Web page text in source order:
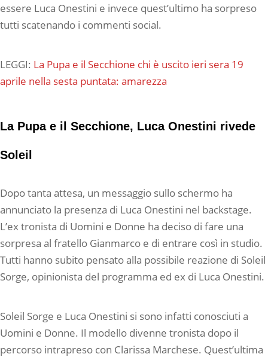
essere Luca Onestini e invece quest’ultimo ha sorpreso
tutti scatenando i commenti social.
LEGGI: La Pupa e il Secchione chi è uscito ieri sera 19
aprile nella sesta puntata: amarezza
La Pupa e il Secchione, Luca Onestini rivede
Soleil
Dopo tanta attesa, un messaggio sullo schermo ha
annunciato la presenza di Luca Onestini nel backstage.
L’ex tronista di Uomini e Donne ha deciso di fare una
sorpresa al fratello Gianmarco e di entrare così in studio.
Tutti hanno subito pensato alla possibile reazione di Soleil
Sorge, opinionista del programma ed ex di Luca Onestini.
Soleil Sorge e Luca Onestini si sono infatti conosciuti a
Uomini e Donne. Il modello divenne tronista dopo il
percorso intrapreso con Clarissa Marchese. Quest’ultima